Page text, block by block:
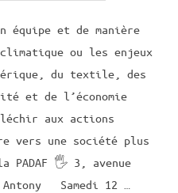
en équipe et de manière
ou les enjeux
du textile, des
et de l’économie
aux actions
vers une société plus
PADAF 🖐 3, avenue
Samedi 12 …